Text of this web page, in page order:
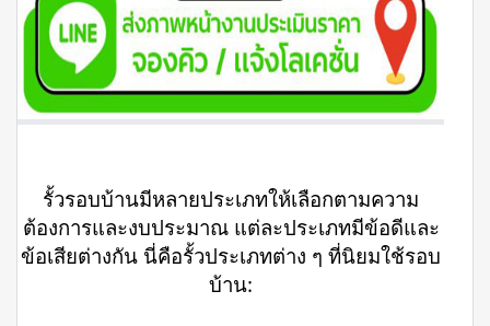
รั้วรอบบ้านมีหลายประเภทให้เลือกตามความ
ต้องการและงบประมาณ แต่ละประเภทมีข้อดีและ
ข้อเสียต่างกัน นี่คือรั้วประเภทต่าง ๆ ที่นิยมใช้รอบ
บ้าน: